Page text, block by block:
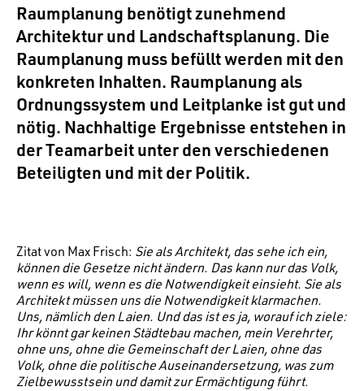
Raumplanung benötigt zunehmend
Architektur und Landschaftsplanung. Die
Raumplanung muss befüllt werden mit den
konkreten Inhalten. Raumplanung als
Ordnungssystem und Leitplanke ist gut und
nötig. Nachhaltige Ergebnisse entstehen in
der Teamarbeit unter den verschiedenen
Beteiligten und mit der Politik.
Zitat von Max Frisch: Sie als Architekt, das sehe ich ein,
können die Gesetze nicht ändern. Das kann nur das Volk,
wenn es will, wenn es die Notwendigkeit einsieht. Sie als
Architekt müssen uns die Notwendigkeit klarmachen.
Uns, nämlich den Laien. Und das ist es ja, worauf ich ziele:
Ihr könnt gar keinen Städtebau machen, mein Verehrter,
ohne uns, ohne die Gemeinschaft der Laien, ohne das
Volk, ohne die politische Auseinandersetzung, was zum
Zielbewusstsein und damit zur Ermächtigung führt.